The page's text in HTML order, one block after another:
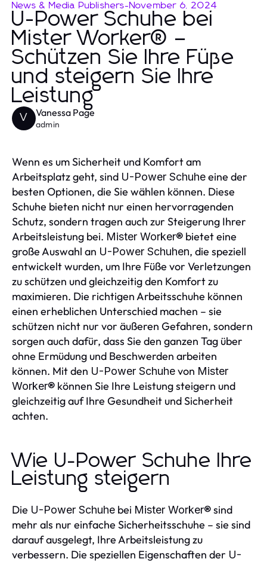
News & Media Publishers-November 6, 2024
U-Power Schuhe bei
Mister Worker® –
Schützen Sie Ihre Füße
und steigern Sie Ihre
Leistung
V Vanessa Page
admin
Wenn es um Sicherheit und Komfort am
Arbeitsplatz geht, sind U-Power Schuheeine der
besten Optionen, die Sie wählen können. Diese
Schuhe bieten nicht nur einen hervorragenden
Schutz, sondern tragen auch zur Steigerung Ihrer
Arbeitsleistung bei. Mister Worker® bietet eine
große Auswahl an U-Power Schuhen, die speziell
entwickelt wurden, um Ihre Füße vor Verletzungen
zu schützen und gleichzeitig den Komfort zu
maximieren. Die richtigen Arbeitsschuhe können
einen erheblichen Unterschied machen – sie
schützen nicht nur vor äußeren Gefahren, sondern
sorgen auch dafür, dass Sie den ganzen Tag über
ohne Ermüdung und Beschwerden arbeiten
können. Mit den U-Power Schuhevon Mister
Worker® können Sie Ihre Leistung steigern und
gleichzeitig auf Ihre Gesundheit und Sicherheit
achten.
Wie U-Power Schuhe Ihre
Leistung steigern
Die U-Power Schuhe bei Mister Worker®sind
mehr als nur einfache Sicherheitsschuhe – sie sind
darauf ausgelegt, Ihre Arbeitsleistung zu
verbessern. Die speziellen Eigenschaften der U-